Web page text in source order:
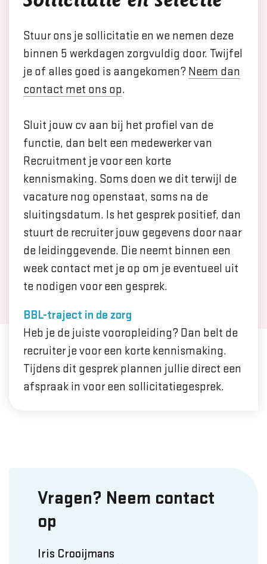
Stuur ons je sollicitatie en we nemen deze
binnen 5 werkdagen zorgvuldig door. Twijfel
je of alles goed is aangekomen? Neem dan
contact met ons op.
Sluit jouw cv aan bij het profiel van de
functie, dan belt een medewerker van
Recruitment je voor een korte
kennismaking. Soms doen we dit terwijl de
vacature nog openstaat, soms na de
sluitingsdatum. Is het gesprek positief, dan
stuurt de recruiter jouw gegevens door naar
de leidinggevende. Die neemt binnen een
week contact met je op om je eventueel uit
te nodigen voor een gesprek.
BBL-traject in de zorg
Heb je de juiste vooropleiding? Dan belt de
recruiter je voor een korte kennismaking.
Tijdens dit gesprek plannen jullie direct een
afspraak in voor een sollicitatiegesprek.
Vragen? Neem contact
op
Iris Crooijmans